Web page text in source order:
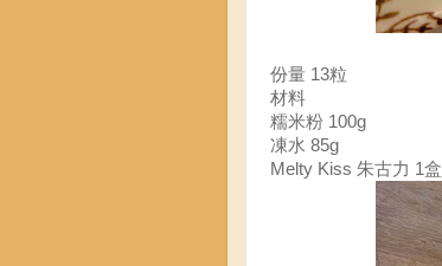
份量 13粒
材料
糯米粉 100g
凍水 85g
Melty Kiss 朱古力 1盒